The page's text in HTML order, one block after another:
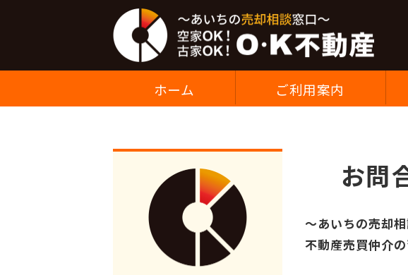
ホーム ご利用案内
お問
～あいちの売却
不動産売買仲介